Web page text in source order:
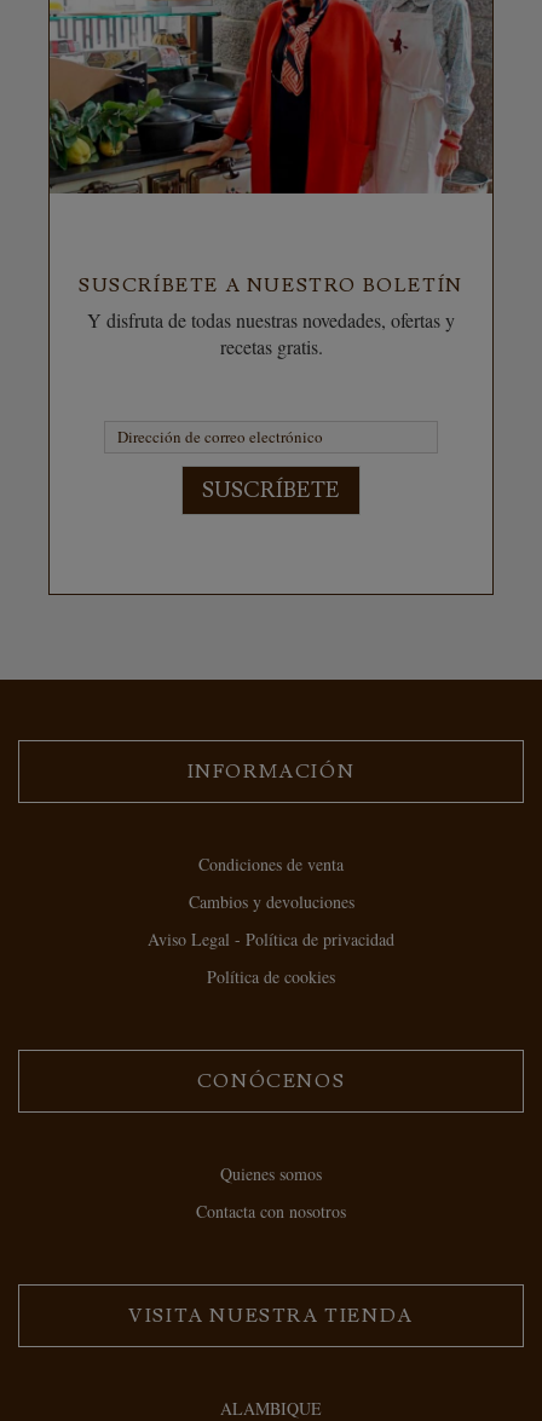
SUSCRÍBETE A NUESTRO BOLETÍN
Y disfruta de todas nuestras novedades, ofertas y
recetas gratis.
SUSCRÍBETE
INFORMACIÓN
Condiciones de venta
Cambios y devoluciones
Aviso Legal - Política de privacidad
Política de cookies
CONÓCENOS
Quienes somos
Contacta con nosotros
VISITA NUESTRA TIENDA
ALAMBIQUE